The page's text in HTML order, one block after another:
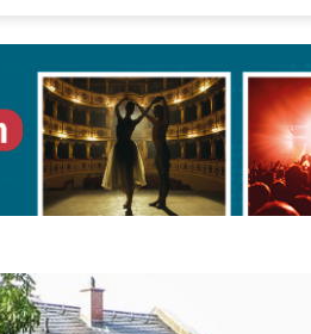
Frankfurter